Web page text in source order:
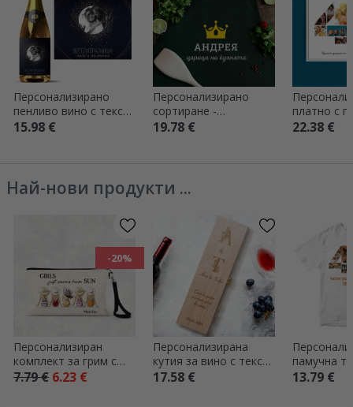
Персонализирано
пенливо вино с текст
и снимка - Искри от
15.98 €
Персонализирано
сортиране -
Кралицата на кухнята
19.78 €
платно с
снимки,
22.38 €
Най-нови продукти ...
-20%
Персонализиран
комплект за грим с
надпис – Summer girls
7.79 € 6.23 €
Персонализирана
кутия за вино с текст
и инициали – „Floral“
17.58 €
памучна
снимки и
13.79 €